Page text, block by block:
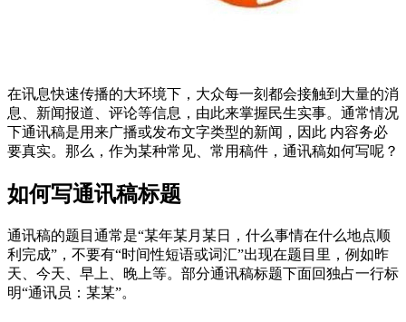
在讯息快速传播的大环境下，大众每一刻都会接触到大量的消
息、新闻报道、评论等信息，由此来掌握民生实事。通常情况
下通讯稿是用来广播或发布文字类型的新闻，因此 内容务必
要真实。那么，作为某种常见、常用稿件，通讯稿如何写呢？
如何写通讯稿标题
通讯稿的题目通常是“某年某月某日，什么事情在什么地点顺
利完成”，不要有“时间性短语或词汇”出现在题目里，例如昨
天、今天、早上、晚上等。部分通讯稿标题下面回独占一行标
明“通讯员：某某”。